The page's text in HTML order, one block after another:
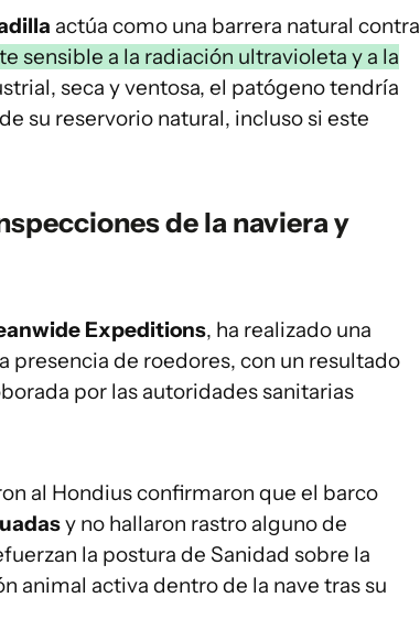
actúa como una barrera natural contra
sensible a la radiación ultravioleta y a la
seca y ventosa, el patógeno tendría
su reservorio natural, incluso si este
de la naviera y
Expeditions, ha realizado una
presencia de roedores, con un resultado
por las autoridades sanitarias
al Hondius confirmaron que el barco
y no hallaron rastro alguno de
la postura de Sanidad sobre la
animal activa dentro de la nave tras su